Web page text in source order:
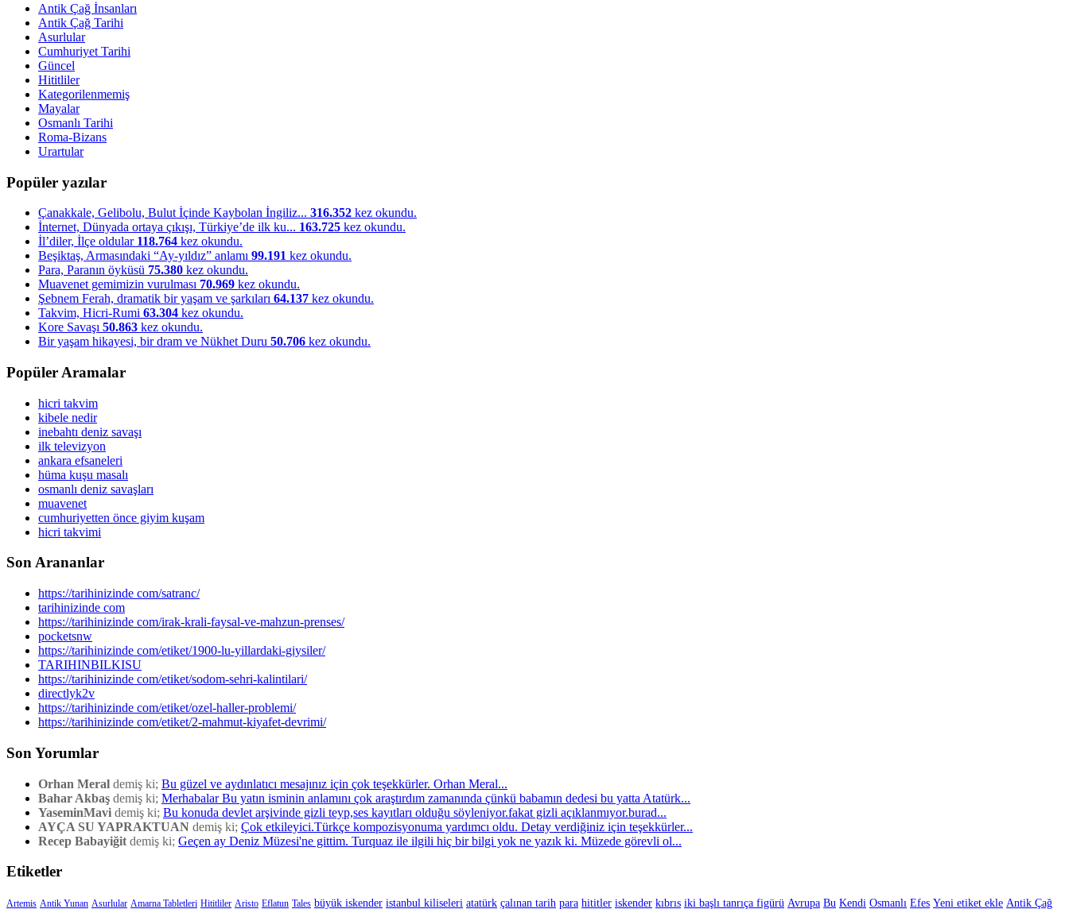
Antik Çağ İnsanları
Antik Çağ Tarihi
Asurlular
Cumhuriyet Tarihi
Güncel
Hititliler
Kategorilenmemiş
Mayalar
Osmanlı Tarihi
Roma-Bizans
Urartular
Popüler yazılar
Çanakkale, Gelibolu, Bulut İçinde Kaybolan İngiliz... 316.352 kez okundu.
İnternet, Dünyada ortaya çıkışı, Türkiye’de ilk ku... 163.725 kez okundu.
İl’diler, İlçe oldular 118.764 kez okundu.
Beşiktaş, Armasındaki “Ay-yıldız” anlamı 99.191 kez okundu.
Para, Paranın öyküsü 75.380 kez okundu.
Muavenet gemimizin vurulması 70.969 kez okundu.
Şebnem Ferah, dramatik bir yaşam ve şarkıları 64.137 kez okundu.
Takvim, Hicri-Rumi 63.304 kez okundu.
Kore Savaşı 50.863 kez okundu.
Bir yaşam hikayesi, bir dram ve Nükhet Duru 50.706 kez okundu.
Popüler Aramalar
hicri takvim
kibele nedir
inebahtı deniz savaşı
ilk televizyon
ankara efsaneleri
hüma kuşu masalı
osmanlı deniz savaşları
muavenet
cumhuriyetten önce giyim kuşam
hicri takvimi
Son Arananlar
https://tarihinizinde com/satranc/
tarihinizinde com
https://tarihinizinde com/irak-krali-faysal-ve-mahzun-prenses/
pocketsnw
https://tarihinizinde com/etiket/1900-lu-yillardaki-giysiler/
TARIHINBILKISU
https://tarihinizinde com/etiket/sodom-sehri-kalintilari/
directlyk2v
https://tarihinizinde com/etiket/ozel-haller-problemi/
https://tarihinizinde com/etiket/2-mahmut-kiyafet-devrimi/
Son Yorumlar
Orhan Meral demiş ki; Bu güzel ve aydınlatıcı mesajınız için çok teşekkürler. Orhan Meral...
Bahar Akbaş demiş ki; Merhabalar Bu yatın isminin anlamını çok araştırdım zamanında çünkü babamın dedesi bu yatta Atatürk...
YaseminMavi demiş ki; Bu konuda devlet arşivinde gizli teyp,ses kayıtları olduğu söyleniyor.fakat gizli açıklanmıyor.burad...
AYÇA SU YAPRAKTUAN demiş ki; Çok etkileyici.Türkçe kompozisyonuma yardımcı oldu. Detay verdiğiniz için teşekkürler...
Recep Babayiğit demiş ki; Geçen ay Deniz Müzesi'ne gittim. Turquaz ile ilgili hiç bir bilgi yok ne yazık ki. Müzede görevli ol...
Etiketler
Artemis Antik Yunan Asurlular Amarna Tabletleri Hititliler Aristo Eflatun Tales büyük iskender istanbul kiliseleri atatürk çalınan tarih para hititler iskender kıbrıs iki başlı tanrıça figürü Avrupa Bu Kendi Osmanlı Efes Yeni etiket ekle Antik Çağ